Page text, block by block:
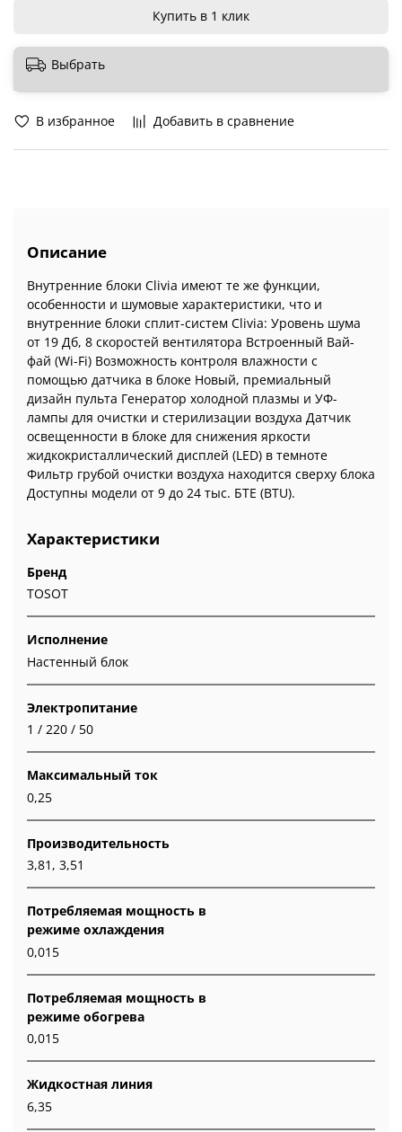
В избранное Добавить в сравнение
Купить в 1 клик
Выбрать
Описание
Внутренние блоки Clivia имеют те же функции,
особенности и шумовые характеристики, что и
внутренние блоки сплит-систем Clivia: Уровень шума
от 19 Дб, 8 скоростей вентилятора Встроенный Вай-
фай (Wi-Fi) Возможность контроля влажности с
помощью датчика в блоке Новый, премиальный
дизайн пульта Генератор холодной плазмы и УФ-
лампы для очистки и стерилизации воздуха Датчик
освещенности в блоке для снижения яркости
жидкокристаллический дисплей (LED) в темноте
Фильтр грубой очистки воздуха находится сверху блока
Доступны модели от 9 до 24 тыс. БТЕ (BTU).
Характеристики
Бренд
TOSOT
Исполнение
Настенный блок
Электропитание
1 / 220 / 50
Максимальный ток
0,25
Производительность
3,81, 3,51
Потребляемая мощность в
режиме охлаждения
0,015
Потребляемая мощность в
режиме обогрева
0,015
Жидкостная линия
6,35